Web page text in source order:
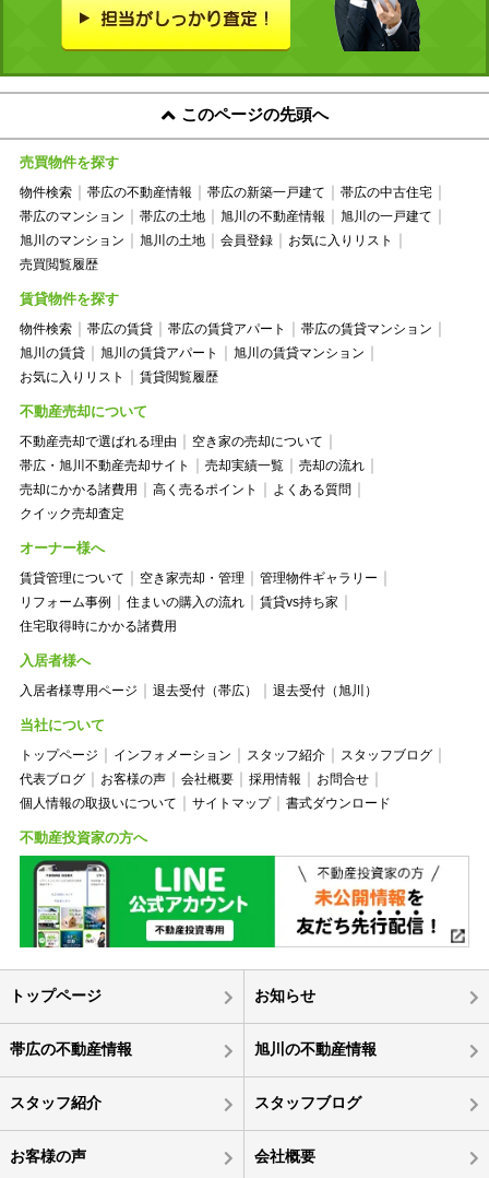
このページの先頭へ
売買物件を探す
物件検索 帯広の不動産情報 帯広の新築一戸建て
帯広の中古住宅
帯広のマンション
帯広の土地 旭川の不動産情報
旭川の一戸建て
旭川のマンション
旭川の土地 会員登録
お気に入りリスト
売買閲覧履歴
賃貸物件を探す
物件検索 帯広の賃貸 帯広の賃貸アパート
帯広の賃貸マンション
旭川の賃貸
旭川の賃貸アパート
旭川の賃貸マンション
お気に入りリスト
賃貸閲覧履歴
不動産売却について
不動産売却で選ばれる理由
空き家の売却について
帯広・旭川不動産売却サイト
売却実績一覧
売却の流れ
売却にかかる諸費用
高く売るポイント
よくある質問
クイック売却査定
オーナー様へ
賃貸管理について 空き家売却・管理
管理物件ギャラリー
リフォーム事例
住まいの購入の流れ
賃貸vs持ち家
住宅取得時にかかる諸費用
入居者様へ
入居者様専用ページ 退去受付（帯広） 退去受付（旭川）
当社について
トップページ インフォメーション スタッフ紹介
スタッフブログ
代表ブログ
お客様の声 会社概要 採用情報
お問合せ
個人情報の取扱いについて
サイトマップ 書式ダウンロード
不動産投資家の方へ
トップページ お知らせ
帯広の不動産情報 旭川の不動産情報
スタッフ紹介 スタッフブログ
お客様の声 会社概要